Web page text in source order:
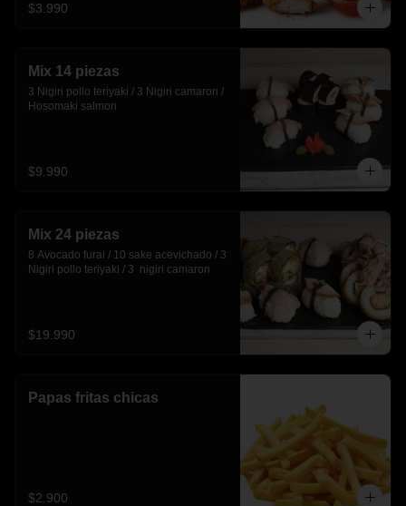
$3.990
Mix 14 piezas
3 Nigiri pollo teriyaki / 3 Nigiri camaron /
Hosomaki salmon
$9.990
Mix 24 piezas
8 Avocado furai / 10 sake acevichado / 3
Nigiri pollo teriyaki / 3  nigiri camaron
$19.990
Papas fritas chicas
$2.900